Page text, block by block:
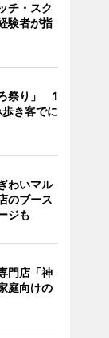
チ・スク
験者が指
祭り」 1
き客でに
わいマル
のブース
ジも
門店「神
庭向けの